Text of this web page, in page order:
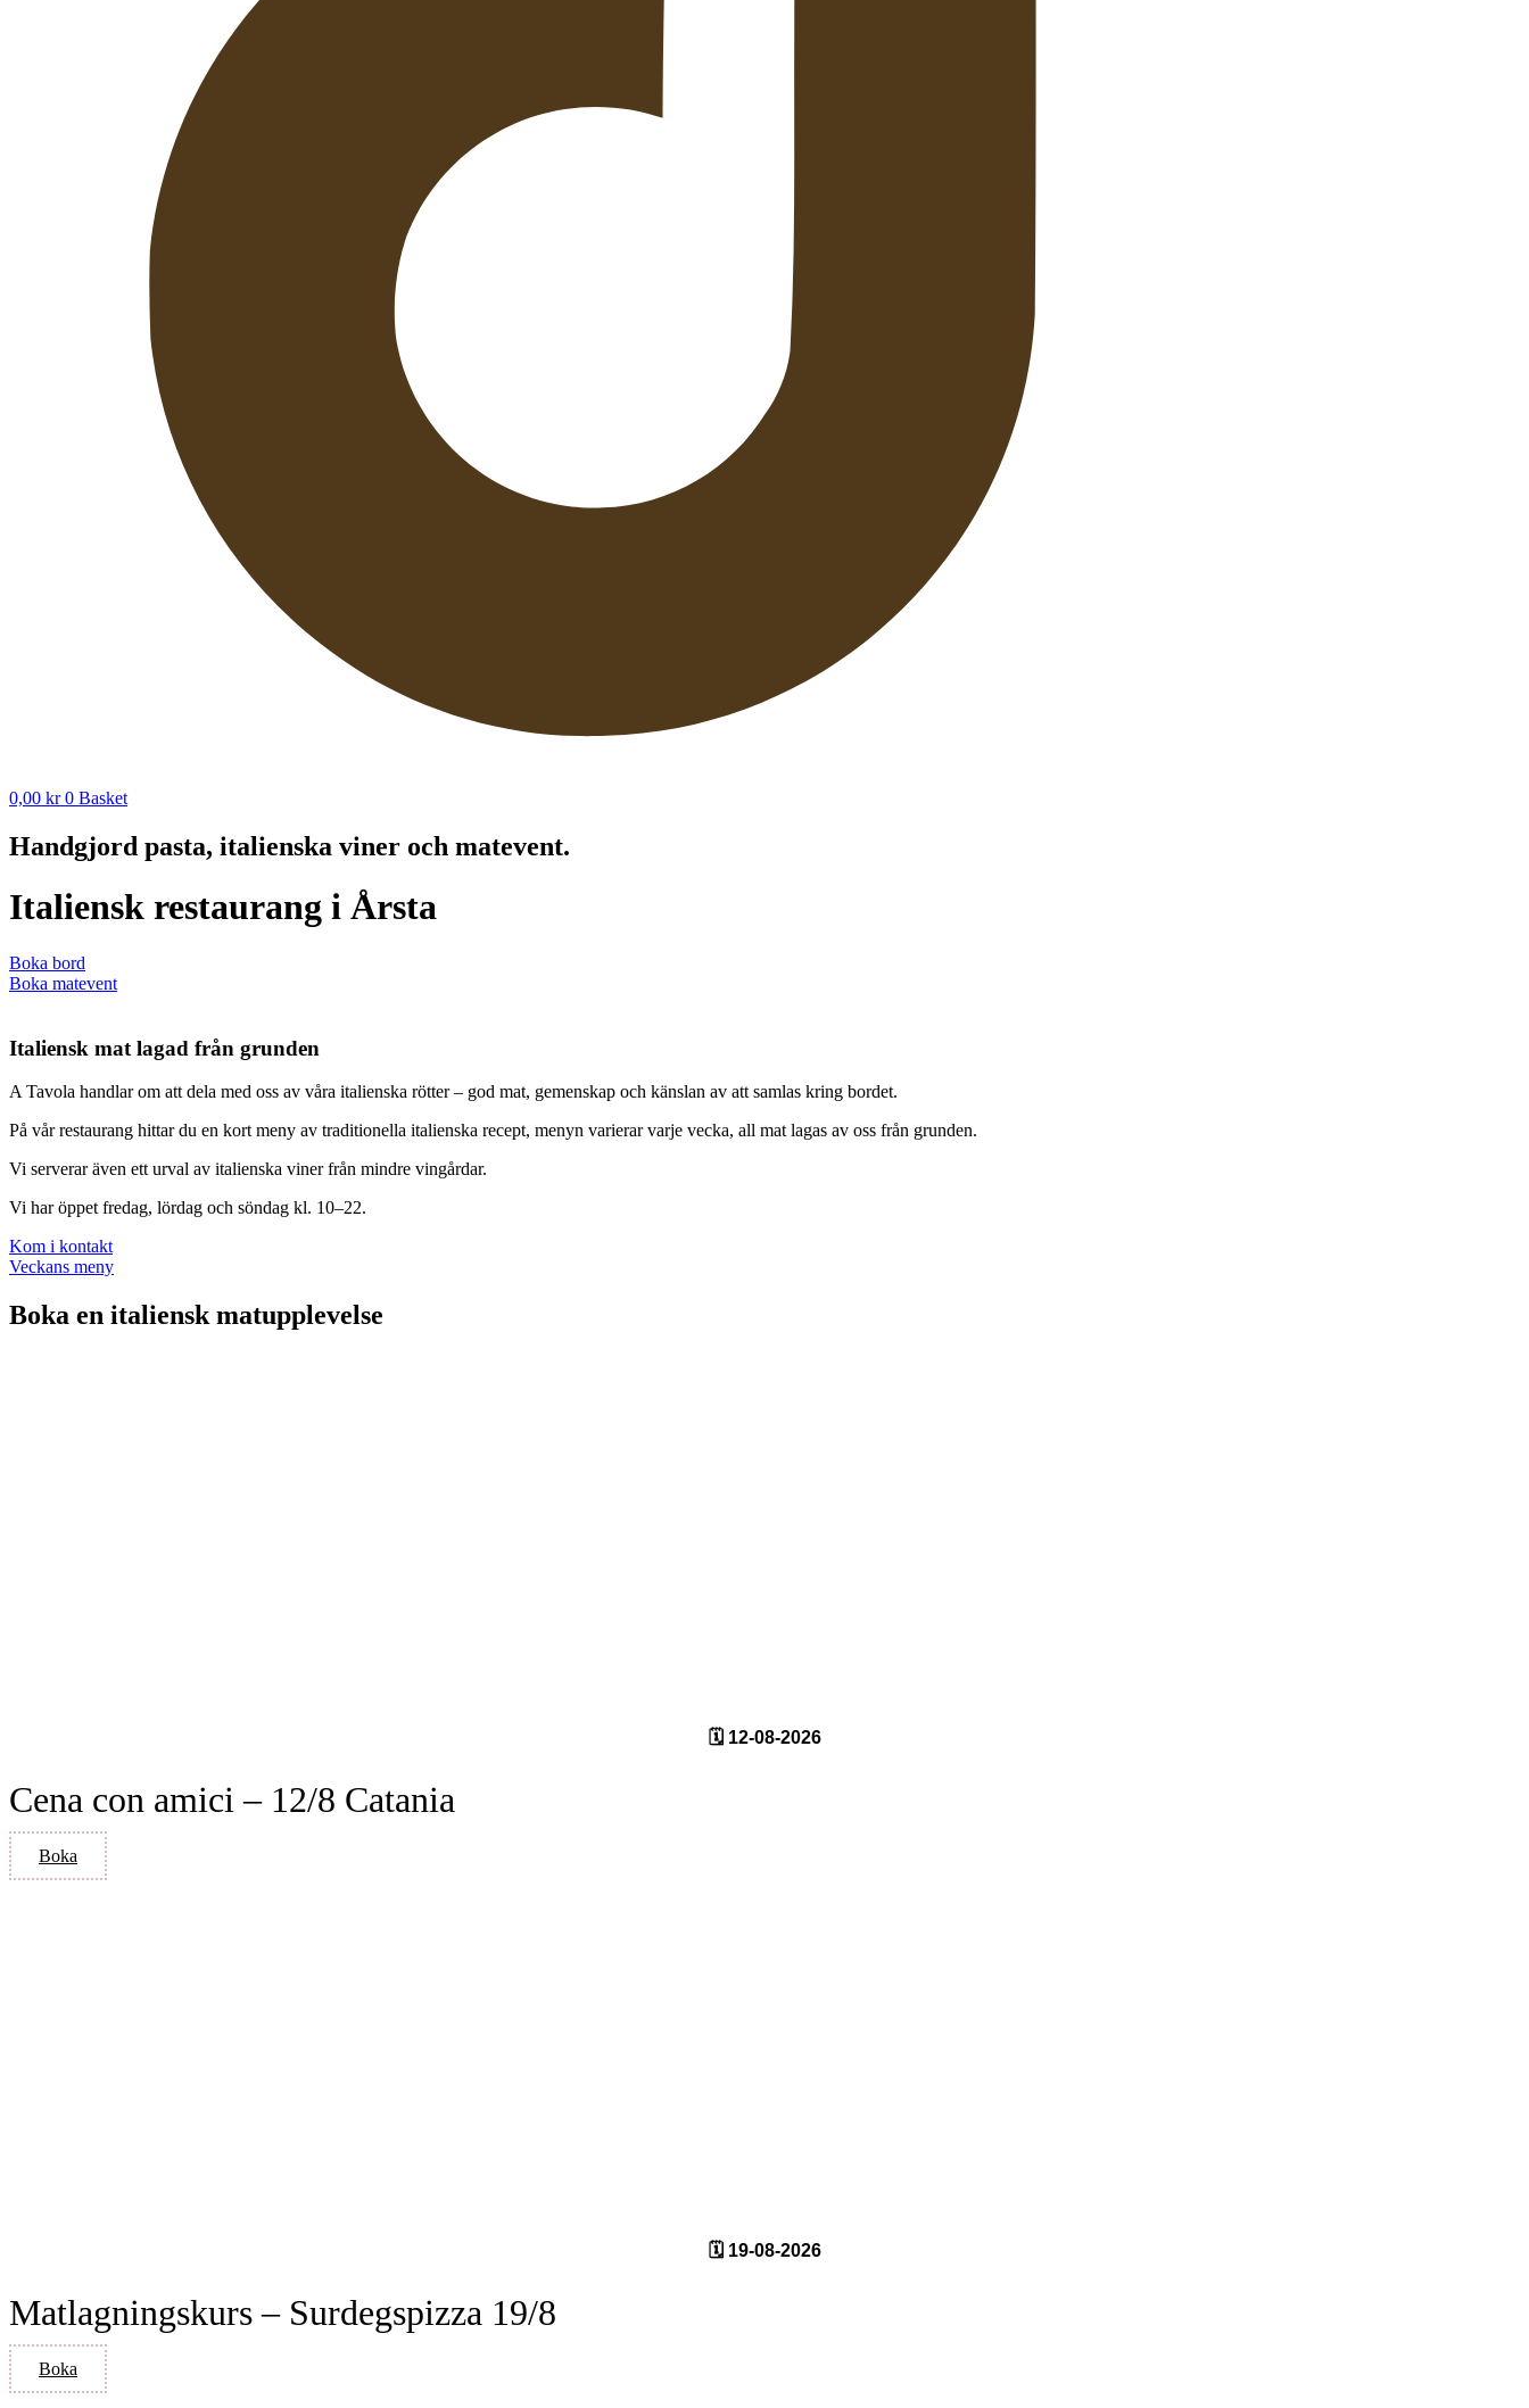
0,00 kr 0 Basket
Handgjord pasta, italienska viner och matevent.
Italiensk restaurang i Årsta
Boka bord
Boka matevent
Italiensk mat lagad från grunden
A Tavola handlar om att dela med oss av våra italienska rötter – god mat, gemenskap och känslan av att samlas kring bordet.
På vår restaurang hittar du en kort meny av traditionella italienska recept, menyn varierar varje vecka, all mat lagas av oss från grunden.
Vi serverar även ett urval av italienska viner från mindre vingårdar.
Vi har öppet fredag, lördag och söndag kl. 10–22.
Kom i kontakt
Veckans meny
Boka en italiensk matupplevelse
🗓️ 12-08-2026
Cena con amici – 12/8 Catania
Boka
🗓️ 19-08-2026
Matlagningskurs – Surdegspizza 19/8
Boka